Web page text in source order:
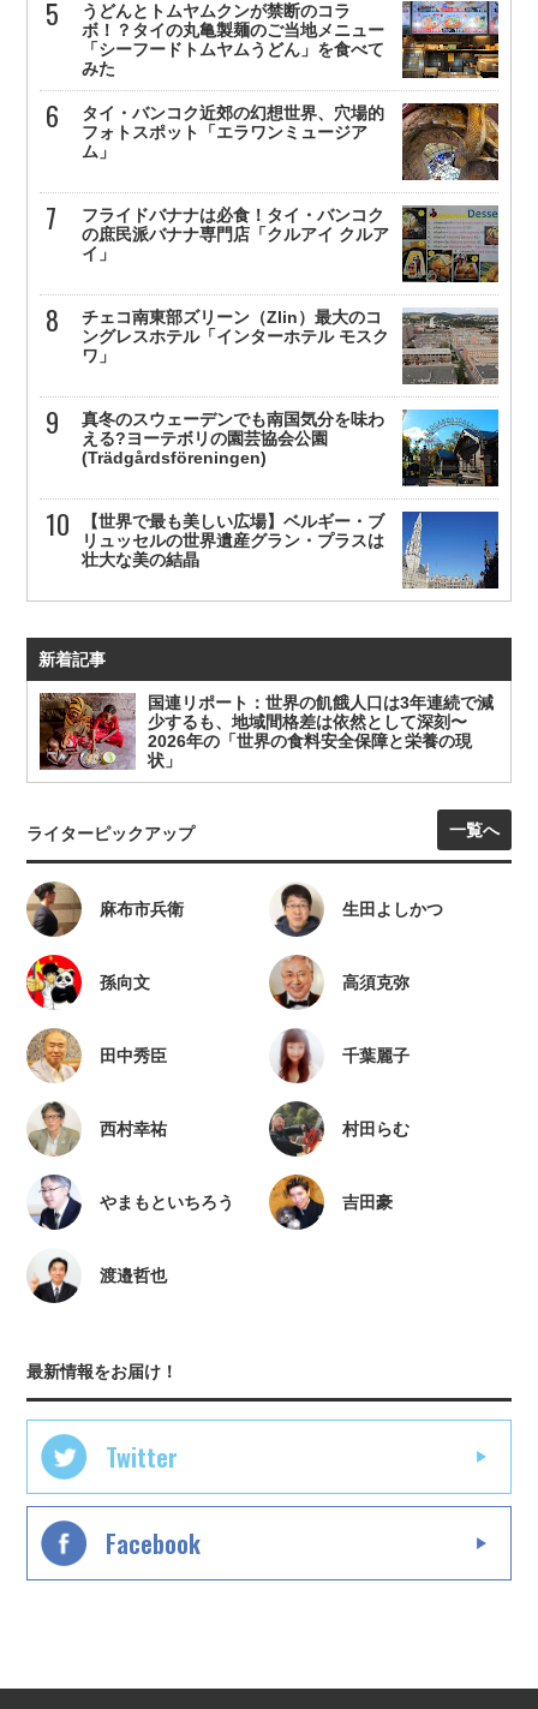
うどんとトムヤムクンが禁断のコラ
ボ！？タイの丸亀製麺のご当地メニュー
「シーフードトムヤムうどん」を食べて
みた
タイ・バンコク近郊の幻想世界、穴場的
フォトスポット「エラワンミュージア
ム」
フライドバナナは必食！タイ・バンコク
の庶民派バナナ専門店「クルアイ クルア
イ」
チェコ南東部ズリーン（Zlin）最大のコ
ングレスホテル「インターホテル モスク
ワ」
真冬のスウェーデンでも南国気分を味わ
える?ヨーテボリの園芸協会公園
(Trädgårdsföreningen)
【世界で最も美しい広場】ベルギー・ブ
リュッセルの世界遺産グラン・プラスは
壮大な美の結晶
新着記事
国連リポート：世界の飢餓人口は3年連続で減
少するも、地域間格差は依然として深刻〜
2026年の「世界の食料安全保障と栄養の現
状」
ライターピックアップ 一覧へ
麻布市兵衛 生田よしかつ
孫向文 高須克弥
田中秀臣 千葉麗子
西村幸祐 村田らむ
やまもといちろう 吉田豪
渡邉哲也
最新情報をお届け！
Twitter
Facebook